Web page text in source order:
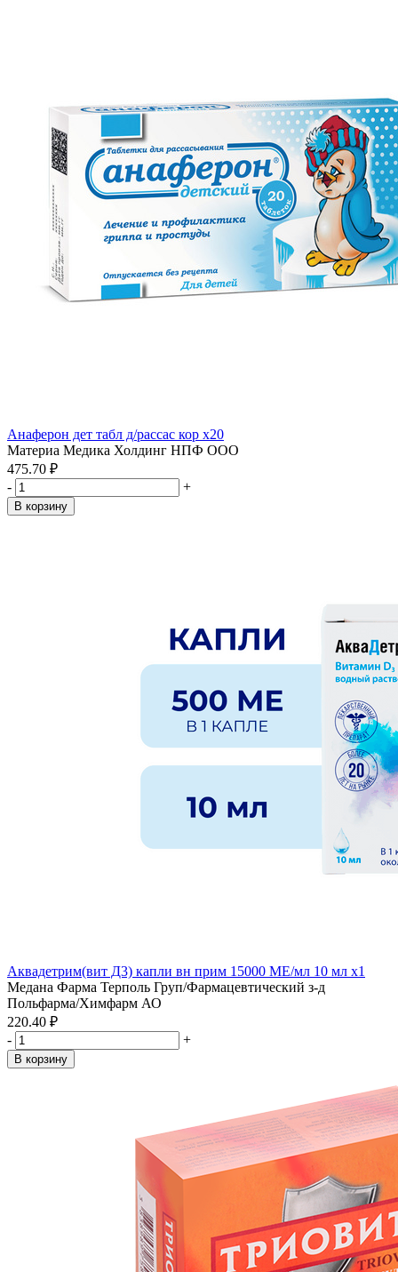
Анаферон дет табл д/рассас кор x20
Материа Медика Холдинг НПФ ООО
475.70 ₽
-
+
В корзину
Аквадетрим(вит Д3) капли вн прим 15000 МЕ/мл 10 мл x1
Медана Фарма Терполь Груп/Фармацевтический з-д
Польфарма/Химфарм АО
220.40 ₽
-
+
В корзину